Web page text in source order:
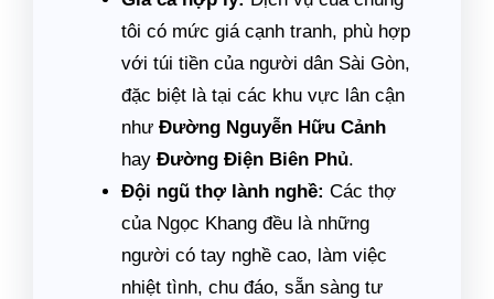
tôi có mức giá cạnh tranh, phù hợp
với túi tiền của người dân Sài Gòn,
đặc biệt là tại các khu vực lân cận
như Đường Nguyễn Hữu Cảnh
hay Đường Điện Biên Phủ.
Đội ngũ thợ lành nghề: Các thợ
của Ngọc Khang đều là những
người có tay nghề cao, làm việc
nhiệt tình, chu đáo, sẵn sàng tư